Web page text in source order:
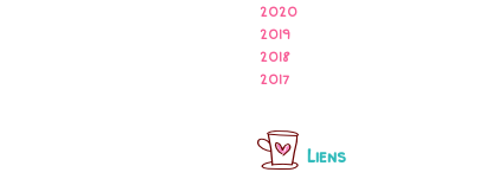
2020
2019
2018
2017
Liens